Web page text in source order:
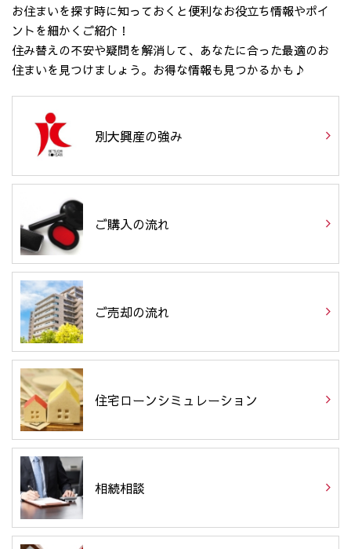
お住まいを探す時に知っておくと便利なお役立ち情報やポイ
ントを細かくご紹介！
住み替えの不安や疑問を解消して、あなたに合った最適のお
住まいを見つけましょう。お得な情報も見つかるかも♪
別大興産の強み
ご購入の流れ
ご売却の流れ
住宅ローンシミュレーション
相続相談